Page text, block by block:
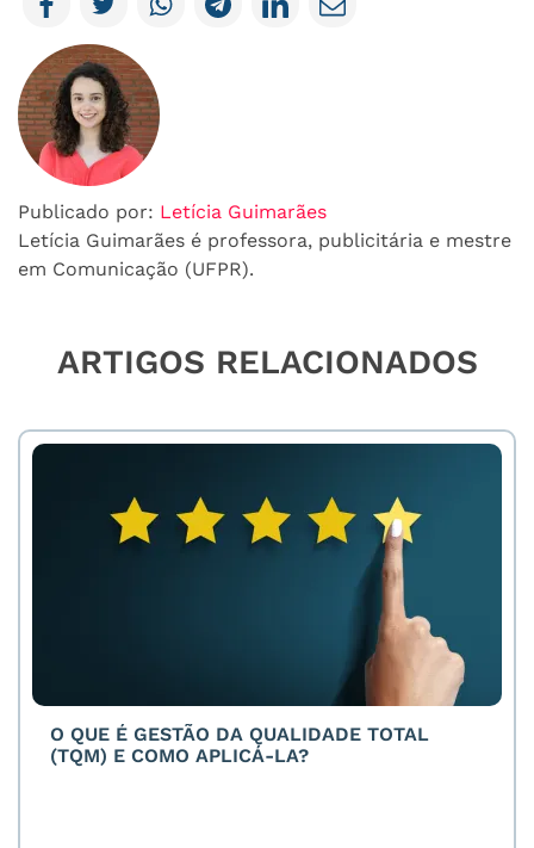
Publicado por: Letícia Guimarães
Letícia Guimarães é professora, publicitária e mestre
em Comunicação (UFPR).
ARTIGOS RELACIONADOS
O QUE É GESTÃO DA QUALIDADE TOTAL
(TQM) E COMO APLICÁ-LA?